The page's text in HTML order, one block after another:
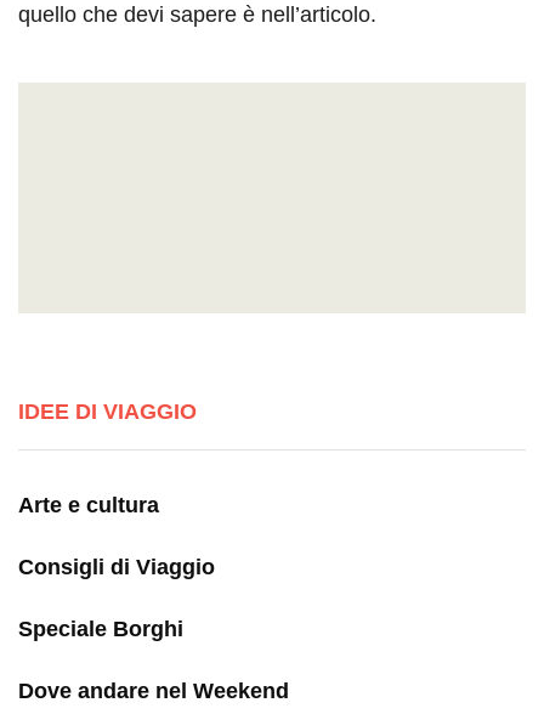
quello che devi sapere è nell’articolo.
IDEE DI VIAGGIO
Arte e cultura
Consigli di Viaggio
Speciale Borghi
Dove andare nel Weekend